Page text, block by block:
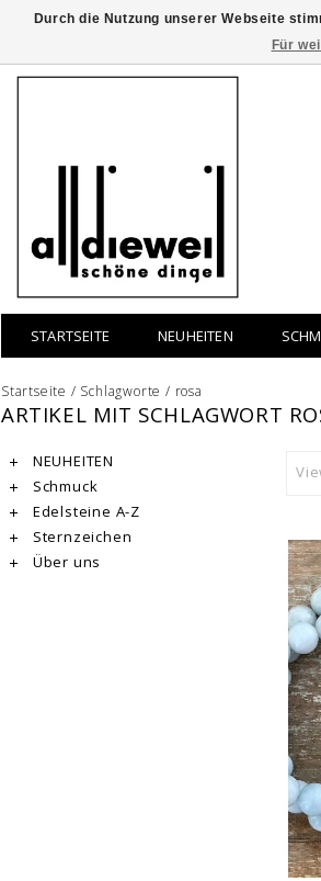
STARTSEITE NEUHEITEN
Startseite / Schlagworte / rosa
ARTIKEL MIT SCHLAGWORT
NEUHEITEN
Schmuck
Edelsteine A-Z
Sternzeichen
Über uns
Durch die Nutzung unserer Webseite
Für